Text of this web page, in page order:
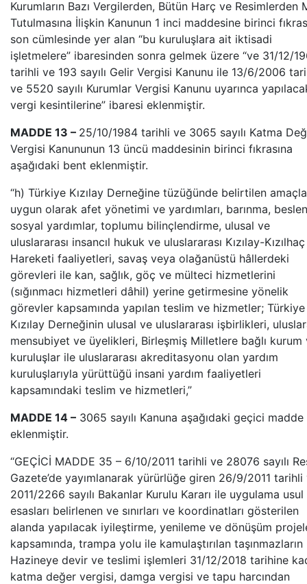
Kurumların Bazı Vergilerden, Bütün Harç ve Resimlerden
Tutulmasına İlişkin Kanunun 1 inci maddesine birinci
son cümlesinde yer alan “bu kuruluşlara ait iktisadi
işletmelere” ibaresinden sonra gelmek üzere “ve 31/12/
tarihli ve 193 sayılı Gelir Vergisi Kanunu ile 13/6/2006
ve 5520 sayılı Kurumlar Vergisi Kanunu uyarınca
vergi kesintilerine” ibaresi eklenmiştir.
MADDE 13 – 25/10/1984 tarihli ve 3065 sayılı Katma
Vergisi Kanununun 13 üncü maddesinin birinci fıkrasına
aşağıdaki bent eklenmiştir.
“h) Türkiye Kızılay Derneğine tüzüğünde belirtilen
uygun olarak afet yönetimi ve yardımları, barınma,
sosyal yardımlar, toplumu bilinçlendirme, ulusal ve
uluslararası insancıl hukuk ve uluslararası Kızılay-Kızılhaç
Hareketi faaliyetleri, savaş veya olağanüstü hâllerdeki
görevleri ile kan, sağlık, göç ve mülteci hizmetlerini
(sığınmacı hizmetleri dâhil) yerine getirmesine yönelik
görevler kapsamında yapılan teslim ve hizmetler; Türkiye
Kızılay Derneğinin ulusal ve uluslararası işbirlikleri,
mensubiyet ve üyelikleri, Birleşmiş Milletlere bağlı kurum
kuruluşlar ile uluslararası akreditasyonu olan yardım
kuruluşlarıyla yürüttüğü insani yardım faaliyetleri
kapsamındaki teslim ve hizmetleri,”
MADDE 14 – 3065 sayılı Kanuna aşağıdaki geçici madde
eklenmiştir.
“GEÇİCİ MADDE 35 – 6/10/2011 tarihli ve 28076 sayılı
Gazete’de yayımlanarak yürürlüğe giren 26/9/2011 tarihli
2011/2266 sayılı Bakanlar Kurulu Kararı ile uygulama
esasları belirlenen ve sınırları ve koordinatları gösterilen
alanda yapılacak iyileştirme, yenileme ve dönüşüm
kapsamında, trampa yolu ile kamulaştırılan taşınmazların
Hazineye devir ve teslimi işlemleri 31/12/2018 tarihine
katma değer vergisi, damga vergisi ve tapu harcından